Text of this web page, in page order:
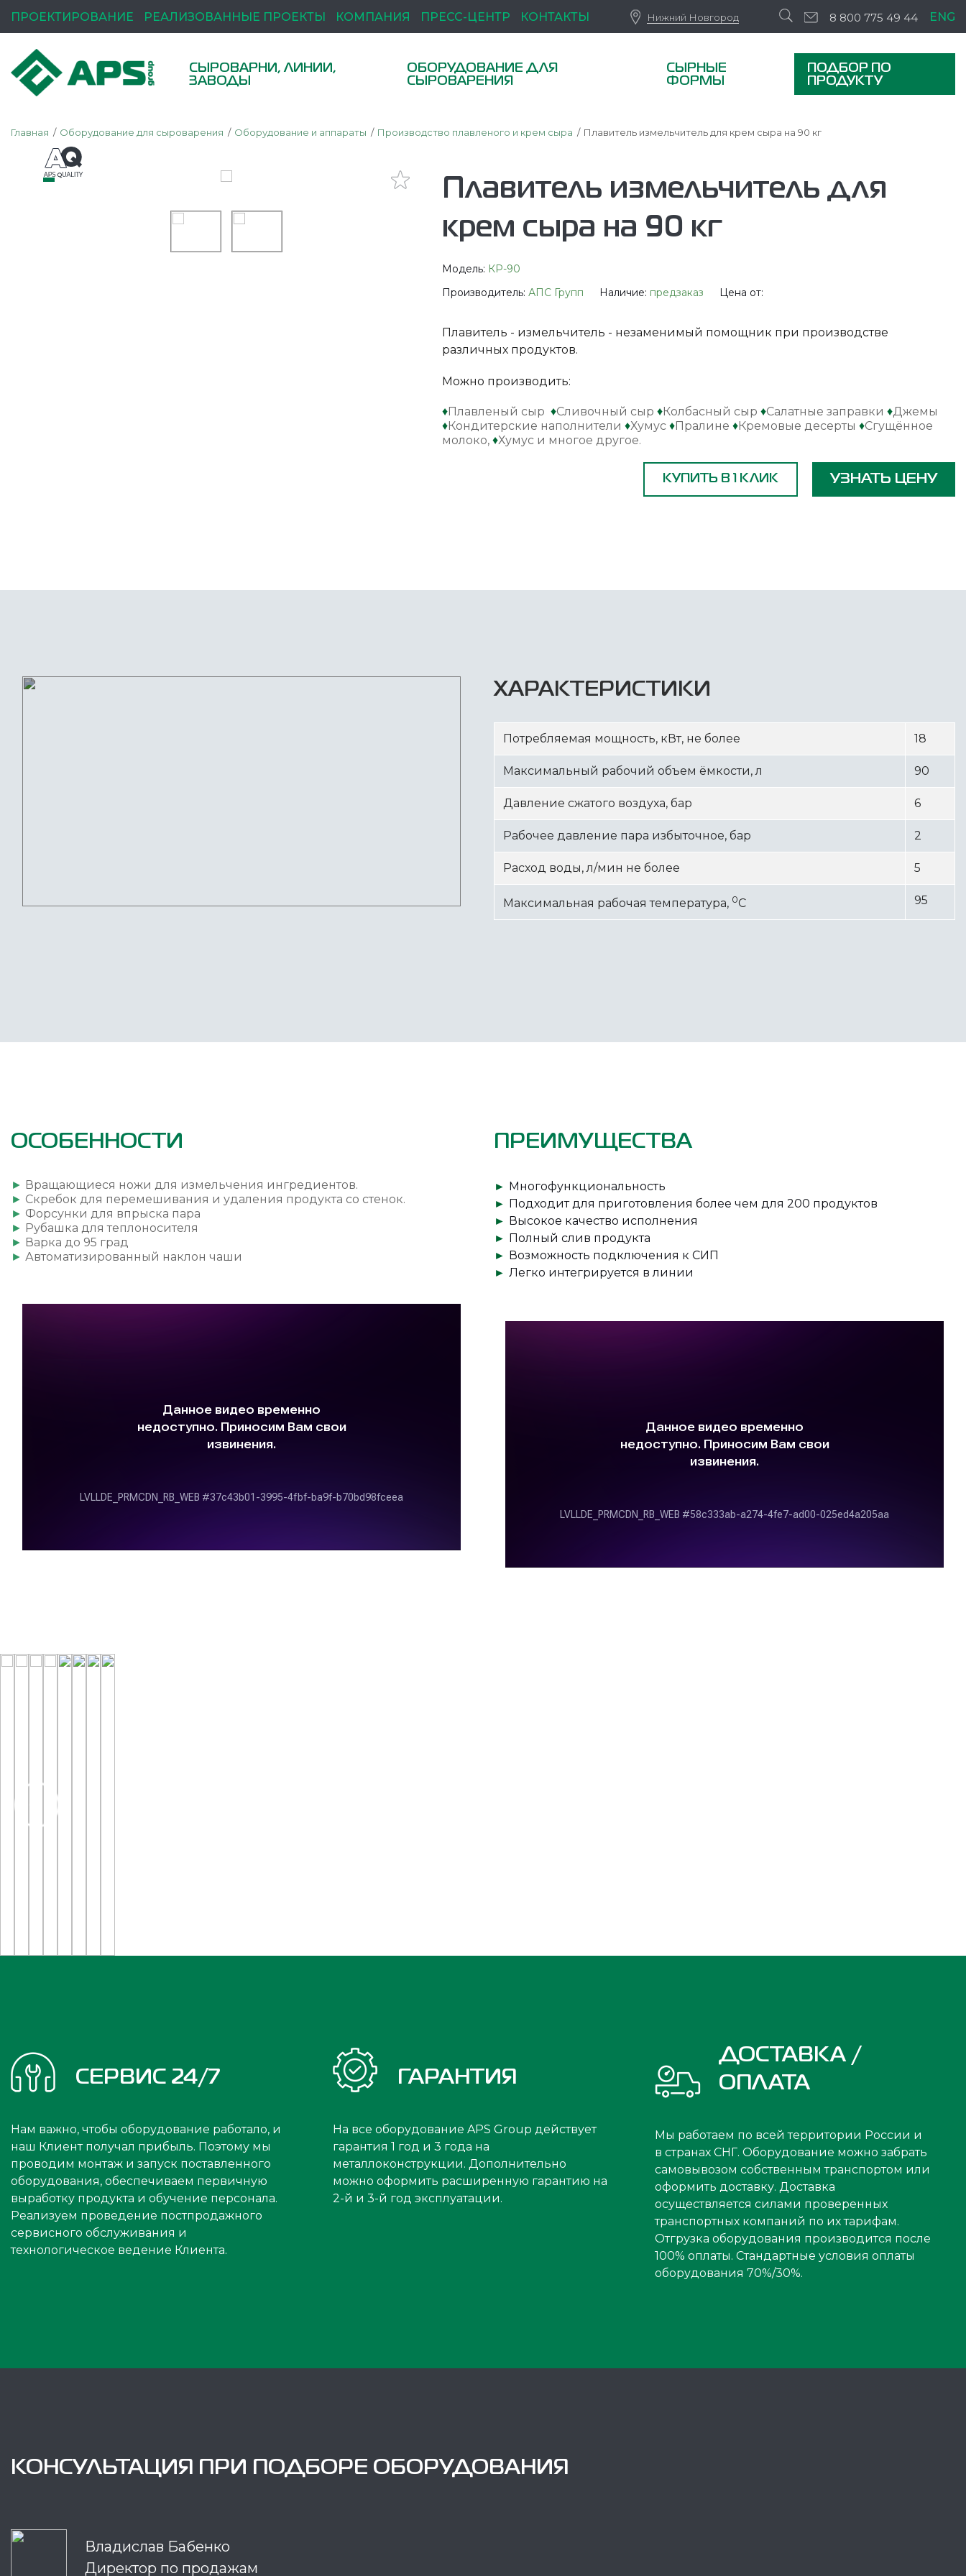
ПРОЕКТИРОВАНИЕ РЕАЛИЗОВАННЫЕ ПРОЕКТЫ КОМПАНИЯ ПРЕСС-ЦЕНТР КОНТАКТЫ Нижний Новгород 8 800 775 49 44 ENG
СЫРОВАРНИ, ЛИНИИ,
ЗАВОДЫ
ОБОРУДОВАНИЕ ДЛЯ
СЫРОВАРЕНИЯ
СЫРНЫЕ
ФОРМЫ
ПОДБОР ПО
ПРОДУКТУ
Главная Оборудование для сыроварения Оборудование и аппараты Производство плавленого и крем сыра Плавитель измельчитель для крем сыра на 90 кг
Плавитель измельчитель для
крем сыра на 90 кг
Модель: КР-90
Производитель: АПС Групп Наличие: предзаказ Цена от:
Плавитель - измельчитель - незаменимый помощник при производстве
различных продуктов.
Можно производить:
♦Плавленый сыр ♦Сливочный сыр ♦Колбасный сыр ♦Салатные заправки ♦Джемы
♦Кондитерские наполнители ♦Хумус ♦Пралине ♦Кремовые десерты ♦Сгущённое
молоко, ♦Хумус и многое другое.
КУПИТЬ В 1 КЛИК УЗНАТЬ ЦЕНУ
ХАРАКТЕРИСТИКИ
Потребляемая мощность, кВт, не более 18
Максимальный рабочий объем ёмкости, л 90
Давление сжатого воздуха, бар 6
Рабочее давление пара избыточное, бар 2
Расход воды, л/мин не более 5
Максимальная рабочая температура, 0С 95
ОСОБЕННОСТИ
► Вращающиеся ножи для измельчения ингредиентов.
► Скребок для перемешивания и удаления продукта со стенок.
► Форсунки для впрыска пара
► Рубашка для теплоносителя
► Варка до 95 град
► Автоматизированный наклон чаши
ПРЕИМУЩЕСТВА
► Многофункциональность
► Подходит для приготовления более чем для 200 продуктов
► Высокое качество исполнения
► Полный слив продукта
► Возможность подключения к СИП
► Легко интегрируется в линии
СЕРВИС 24/7
Нам важно, чтобы оборудование работало, и
наш Клиент получал прибыль. Поэтому мы
проводим монтаж и запуск поставленного
оборудования, обеспечиваем первичную
выработку продукта и обучение персонала.
Реализуем проведение постпродажного
сервисного обслуживания и
технологическое ведение Клиента.
ГАРАНТИЯ
На все оборудование APS Group действует
гарантия 1 год и 3 года на
металлоконструкции. Дополнительно
можно оформить расширенную гарантию на
2-й и 3-й год эксплуатации.
ДОСТАВКА /
ОПЛАТА
Мы работаем по всей территории России и
в странах СНГ. Оборудование можно забрать
самовывозом собственным транспортом или
оформить доставку. Доставка
осуществляется силами проверенных
транспортных компаний по их тарифам.
Отгрузка оборудования производится после
100% оплаты. Стандартные условия оплаты
оборудования 70%/30%.
КОНСУЛЬТАЦИЯ ПРИ ПОДБОРЕ ОБОРУДОВАНИЯ
Владислав Бабенко
Директор по продажам